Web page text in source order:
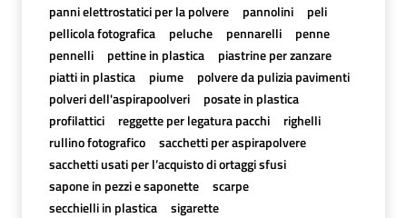
panni elettrostatici per la polvere
pannolini
peli
pellicola fotografica
peluche pennarelli
penne
pennelli
pettine in plastica
piastrine per zanzare
piatti in plastica
piume
polvere da pulizia pavimenti
polveri dell'aspirapoolveri
posate in plastica
profilattici
reggette per legatura pacchi
righelli
rullino fotografico
sacchetti per aspirapolvere
sacchetti usati per l’acquisto di ortaggi sfusi
sapone in pezzi e saponette
scarpe
secchielli in plastica
sigarette